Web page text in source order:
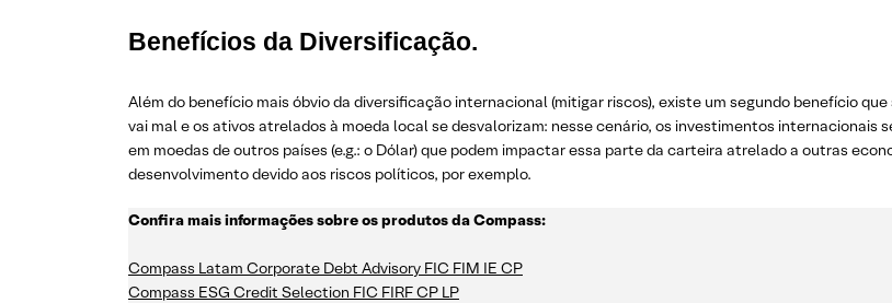
Benefícios da Diversificação.
Além do benefício mais óbvio da diversificação internacional (mitigar riscos), existe um segundo benefício
vai mal e os ativos atrelados à moeda local se desvalorizam: nesse cenário, os investimentos internacionais
em moedas de outros países (e.g.: o Dólar) que podem impactar essa parte da carteira atrelado a outras
desenvolvimento devido aos riscos políticos, por exemplo.
Confira mais informações sobre os produtos da Compass:
Compass Latam Corporate Debt Advisory FIC FIM IE CP
Compass ESG Credit Selection FIC FIRF CP LP